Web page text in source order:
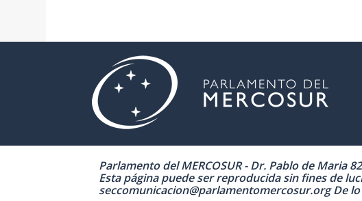
Parlamento del MERCOSUR - Dr. Pablo de Maria
Esta página puede ser reproducida sin fines de
seccomunicacion@parlamentomercosur.org De